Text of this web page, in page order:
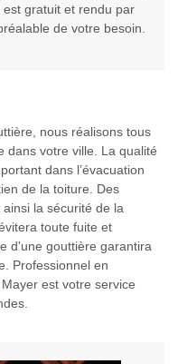
gratuit et rendu par
de votre besoin.
nous réalisons tous
dans votre ville. La qualité
dans l’évacuation
de la toiture. Des
la sécurité de la
toute fuite et
d'une gouttière garantira
Professionnel en
est votre service